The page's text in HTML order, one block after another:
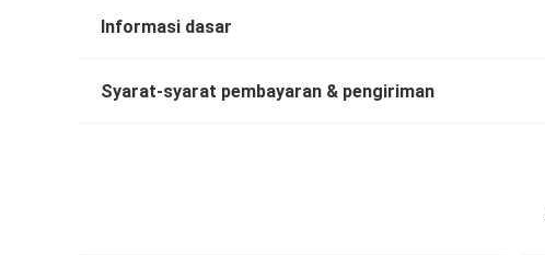
Informasi dasar
Syarat-syarat pembayaran & pengiriman